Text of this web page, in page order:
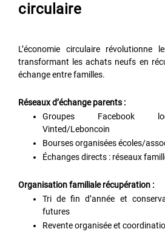
circulaire
L’économie circulaire révolutionne
transformant les achats neufs en
échange entre familles.
Réseaux d’échange parents :
Groupes Facebook
Vinted/Leboncoin
Bourses organisées écoles/
Échanges directs : réseaux
Organisation familiale récupération :
Tri de fin d’année et
futures
Revente organisée et